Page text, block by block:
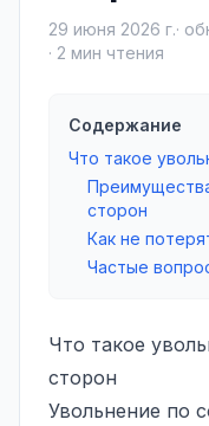
29 июня 2026 г.·
· 2 мин чтения
Содержание
Что такое
сторон
Как не
Частые
Что такое
сторон
Увольнение по